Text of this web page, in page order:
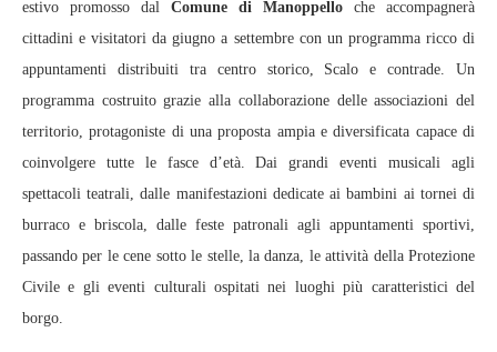
estivo promosso dal Comune di Manoppello che accompagnerà
cittadini e visitatori da giugno a settembre con un programma ricco di
appuntamenti distribuiti tra centro storico, Scalo e contrade. Un
programma costruito grazie alla collaborazione delle associazioni del
territorio, protagoniste di una proposta ampia e diversificata capace di
coinvolgere tutte le fasce d’età. Dai grandi eventi musicali agli
spettacoli teatrali, dalle manifestazioni dedicate ai bambini ai tornei di
burraco e briscola, dalle feste patronali agli appuntamenti sportivi,
passando per le cene sotto le stelle, la danza, le attività della Protezione
Civile e gli eventi culturali ospitati nei luoghi più caratteristici del
borgo.